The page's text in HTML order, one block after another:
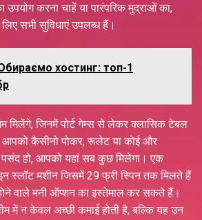
करना चाहें या पारंपरिक मुद्राओं का,
सभी सुविधाएं उपलब्ध हैं।
хостинг: топ-1
मिलेंगे, जिनमें पोर्ट गेम्स से लेकर क्लासिक टेबल
कैसीनो पोकर, रूलेट या कोई और
पसंद हो, आपको यहां सब कुछ मिलेगा। एक
स्लॉट मशीन जिसमें 29 फ्री स्पिन तक मिलते हैं
वाले मनी ऑप्शन का इस्तेमाल कर सकते हैं।
में न केवल अच्छी कमाई होती है, बल्कि यह उन